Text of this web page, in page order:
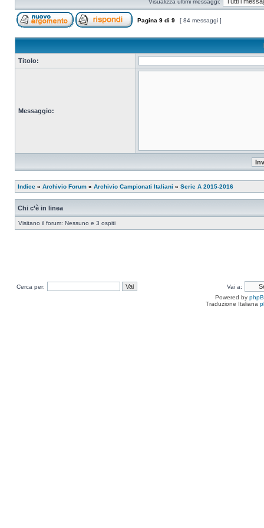
Visualizza ultimi messaggi:
Pagina 9 di 9 [ 84 messaggi ]
Titolo:
Messaggio:
Indice » Archivio Forum » Archivio Campionati Italiani » Serie A 2015-2016
Chi c’è in linea
Visitano il forum: Nessuno e 3 ospiti
Cerca per:
Vai a:
Powered by
Traduzione Italiana